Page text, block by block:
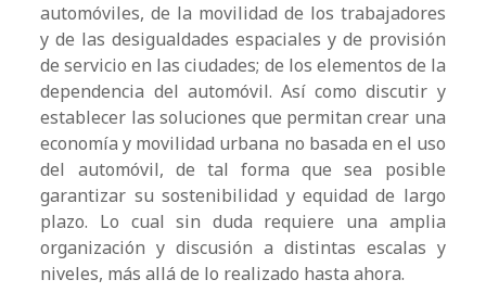
automóviles, de la movilidad de los trabajadores
y de las desigualdades espaciales y de provisión
de servicio en las ciudades; de los elementos de la
dependencia del automóvil. Así como discutir y
establecer las soluciones que permitan crear una
economía y movilidad urbana no basada en el uso
del automóvil, de tal forma que sea posible
garantizar su sostenibilidad y equidad de largo
plazo. Lo cual sin duda requiere una amplia
organización y discusión a distintas escalas y
niveles, más allá de lo realizado hasta ahora.